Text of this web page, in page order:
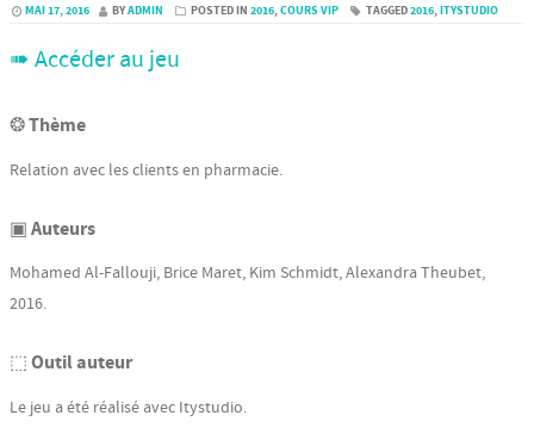
MAI 17, 2016 BYADMIN POSTED IN 2016,COURS VIP TAGGED2016,ITYSTUDIO
➠ Accéder au jeu
❂ Thème
Relation avec les clients en pharmacie.
▣ Auteurs
Mohamed Al-Fallouji, Brice Maret, Kim Schmidt, Alexandra Theubet,
2016.
⬚ Outil auteur
Le jeu a été réalisé avec Itystudio.